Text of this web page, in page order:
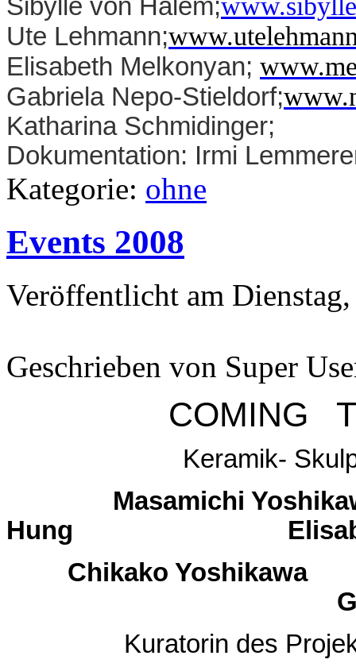
Sibylle von Halem;
Ute Lehmann;
Elisabeth Melkonyan;
Gabriela Nepo-Stieldorf;
Katharina Schmidinger;
Dokumentation: Irmi
Kategorie: ohne
Events 2008
Veröffentlicht am
Geschrieben von Super
COMING
Keramik-
Masamichi
Hung
Chikako
Gabriela
Kuratorin des